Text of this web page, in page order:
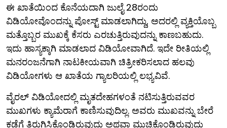
ಈ ಖಾತೆಯಿಂದ ಕೊನೆಯದಾಗಿ ಜುಲೈ 28ರಂದು
ವಿಡಿಯೋವೊಂದನ್ನು ಪೋಸ್ಟ್ ಮಾಡಲಾಗಿದ್ದು, ಅದರಲ್ಲಿ ವ್ಯಕ್ತಿಯೊಬ್ಬ
ಮತ್ತೊಬ್ಬರ ಮುಖಕ್ಕೆ ಕೆಸರು ಎರಚುತ್ತಿರುವುದನ್ನು ಕಾಣಬಹುದು.
ಇದು ಹಾಸ್ಯಕ್ಕಾಗಿ ಮಾಡಲಾದ ವಿಡಿಯೋವಾಗಿದೆ. ಇದೇ ರೀತಿಯಲ್ಲಿ
ಮನರಂಜನೆಗಾಗಿ ನಾಟಕೀಯವಾಗಿ ಚಿತ್ರೀಕರಿಸಲಾದ ಹಲವು
ವಿಡಿಯೋಗಳು ಆ ಖಾತೆಯ ಗ್ಯಾಲರಿಯಲ್ಲಿ ಲಭ್ಯವಿವೆ.
ವೈರಲ್ ವಿಡಿಯೋದಲ್ಲಿ ಮೃತದೇಹಗಳಂತೆ ನಟಿಸುತ್ತಿರುವವರ
ಮುಖಗಳು ಕ್ಯಾಮೆರಾಗೆ ಕಾಣಿಸುವುದಿಲ್ಲ. ಅವರು ಮುಖವನ್ನು ಬೇರೆ
ಕಡೆಗೆ ತಿರುಗಿಸಿಕೊಂಡಿರುವುದು ಅಥವಾ ಮುಚ್ಚಿಕೊಂಡಿರುವುದು